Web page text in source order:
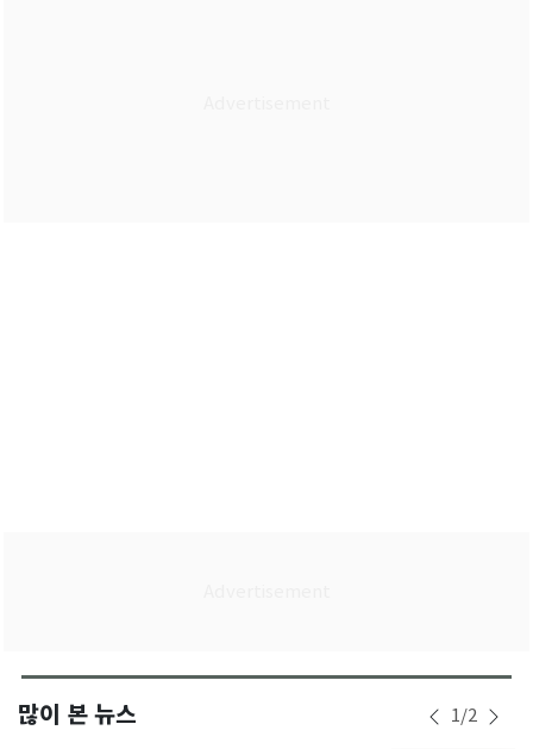
많이 본 뉴스 1/2